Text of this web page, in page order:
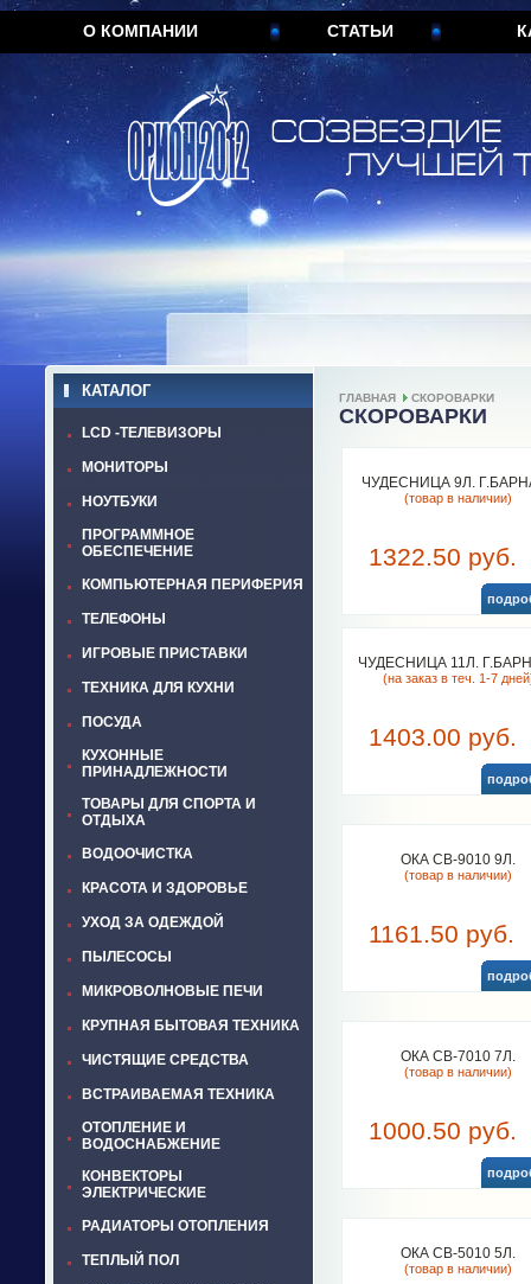
О КОМПАНИИ СТАТЬИ
КАТАЛОГ
LCD -ТЕЛЕВИЗОРЫ
МОНИТОРЫ
НОУТБУКИ
ПРОГРАММНОЕ
ОБЕСПЕЧЕНИЕ
КОМПЬЮТЕРНАЯ ПЕРИФЕРИЯ
ТЕЛЕФОНЫ
ИГРОВЫЕ ПРИСТАВКИ
ТЕХНИКА ДЛЯ КУХНИ
ПОСУДА
КУХОННЫЕ
ПРИНАДЛЕЖНОСТИ
ТОВАРЫ ДЛЯ СПОРТА И
ОТДЫХА
ВОДООЧИСТКА
КРАСОТА И ЗДОРОВЬЕ
УХОД ЗА ОДЕЖДОЙ
ПЫЛЕСОСЫ
МИКРОВОЛНОВЫЕ ПЕЧИ
КРУПНАЯ БЫТОВАЯ ТЕХНИКА
ЧИСТЯЩИЕ СРЕДСТВА
ВСТРАИВАЕМАЯ ТЕХНИКА
ОТОПЛЕНИЕ И
ВОДОСНАБЖЕНИЕ
КОНВЕКТОРЫ
ЭЛЕКТРИЧЕСКИЕ
РАДИАТОРЫ ОТОПЛЕНИЯ
ТЕПЛЫЙ ПОЛ
ГЛАВНАЯ СКОРОВАРКИ
СКОРОВАРКИ
ЧУДЕСНИЦА 9Л.
(товар в наличии)
1322.50 руб.
ЧУДЕСНИЦА 11Л.
(на заказ в теч. 1-7
1403.00 руб.
ОКА СВ-9010 9Л.
(товар в наличии)
1161.50 руб.
ОКА СВ-7010 7Л.
(товар в наличии)
1000.50 руб.
ОКА СВ-5010 5Л.
(товар в наличии)